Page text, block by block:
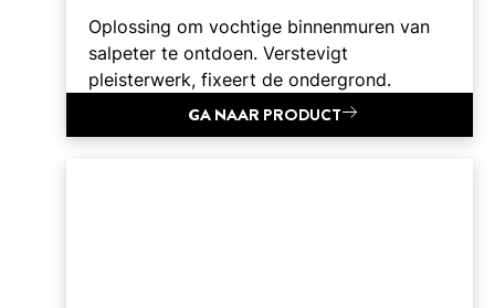
Oplossing om vochtige binnenmuren van
salpeter te ontdoen. Verstevigt
pleisterwerk, fixeert de ondergrond.
GA NAAR PRODUCT